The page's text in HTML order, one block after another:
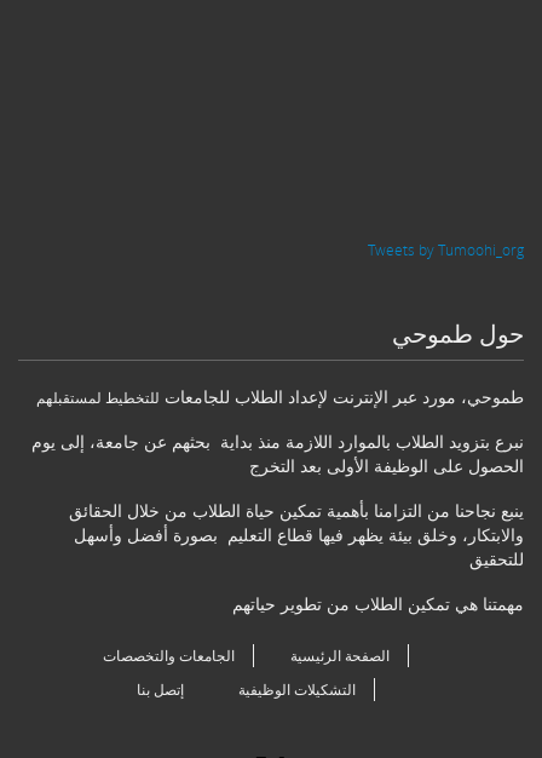
Tweets by Tumoohi_org
حول طموحي
طموحي، مورد عبر الإنترنت لإعداد الطلاب للجامعات للتخطيط لمستقبلهم
نبرع بتزويد الطلاب بالموارد اللازمة منذ بداية بحثهم عن جامعة، إلى يوم
الحصول على الوظيفة الأولى بعد التخرج
ينبع نجاحنا من التزامنا بأهمية تمكين حياة الطلاب من خلال الحقائق
والابتكار، وخلق بيئة يظهر فيها قطاع التعليم بصورة أفضل وأسهل
للتحقيق
مهمتنا هي تمكين الطلاب من تطوير حياتهم
الصفحة الرئيسية
الجامعات والتخصصات
التشكيلات الوظيفية
إتصل بنا